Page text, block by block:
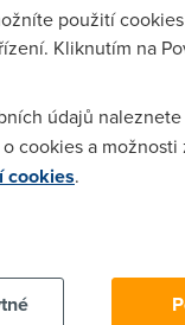
se pokusit to
použití
Kliknutím na
údajů
cookies a
cookies.